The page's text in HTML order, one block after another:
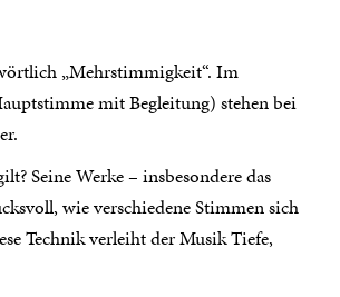
„Mehrstimmigkeit“. Im
mit Begleitung) stehen bei
Seine Werke – insbesondere das
wie verschiedene Stimmen sich
Technik verleiht der Musik Tiefe,